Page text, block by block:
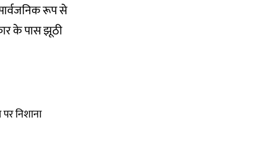
रूप से
के पास झूठी
निशाना